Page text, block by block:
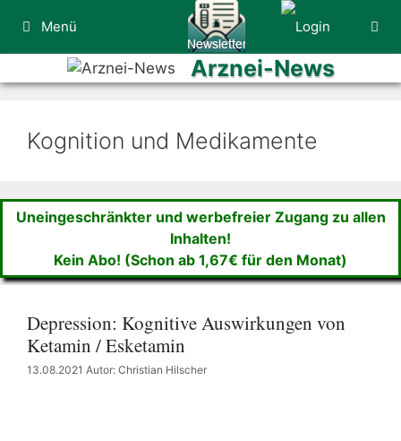
Inhalt
springen
Menü
Arznei-News
Kognition und Medikamente
Uneingeschränkter und werbefreier Zugang zu allen
Inhalten!
Kein Abo! (Schon ab 1,67€ für den Monat)
Depression: Kognitive Auswirkungen von
Ketamin / Esketamin
13.08.2021 Autor: Christian Hilscher